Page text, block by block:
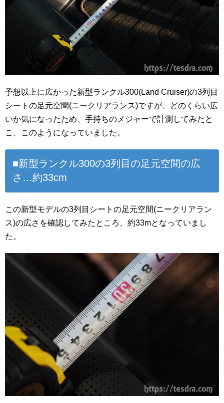
予想以上に広かった新型ランクル300(Land Cruiser)の3列目
シートの足元空間(ニークリアランス)ですが、どのくらい広
いか気になったため、手持ちのメジャーで計測してみたと
こ、このようになっていました。
■新型ランクル300の3列目の足元空間の広
さ…約33cm
この新型モデルの3列目シートの足元空間(ニークリアラン
ス)の広さを確認してみたところ、約33mとなっていまし
た。